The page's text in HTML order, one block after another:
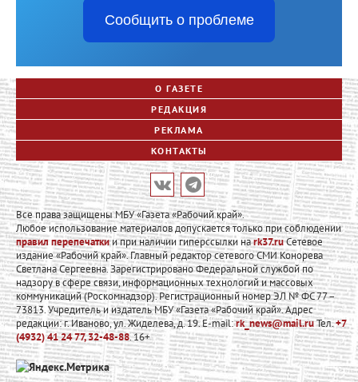
Сообщить о проблеме
О ГАЗЕТЕ
РЕДАКЦИЯ
РЕКЛАМА
КОНТАКТЫ
Все права защищены МБУ «Газета «Рабочий край».
Любое использование материалов допускается только при соблюдении
правил перепечаткии при наличии гиперссылки наrk37.ruСетевое
издание «Рабочий край». Главный редактор сетевого СМИ Конорева
Светлана Сергеевна. Зарегистрировано Федеральной службой по
надзору в сфере связи, информационных технологий и массовых
коммуникаций (Роскомнадзор). Регистрационный номер ЭЛ № ФС 77 –
73813. Учредитель и издатель МБУ «Газета «Рабочий край». Адрес
редакции: г. Иваново, ул. Жиделева, д. 19. E-mail:rk_news@mail.ruТел.+7
(4932) 41 24 77, 32-48-88. 16+